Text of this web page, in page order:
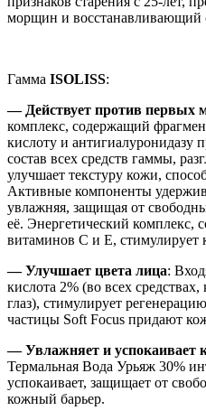
морщин и восстанавливающий
Гамма ISOLISS:
— Действует против первых
комплекс, содержащий
кислоту и антигиалуронидазу
состав всех средств гаммы,
улучшает текстуру кожи,
Активные компоненты
увлажняя, защищая от
её. Энергетический комплекс,
витаминов С и Е, стимулирует
— Улучшает цвета лица:
кислота 2% (во всех
глаз), стимулирует
частицы Soft Focus придают
— Увлажняет и успокаивает
Термальная Вода Урьяж 30%
успокаивает, защищает от
кожный барьер.